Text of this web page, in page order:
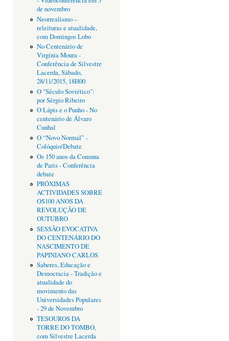
de novembro
Neorrealismo –
releituras e atualidade,
com Domingos Lobo
No Centenário de
Virgínia Moura -
Conferência de Silvestre
Lacerda, Sábado,
28/11/2015, 18H00
O "Século Soviético":
por Sérgio Ribeiro
O Lápis e o Punho - No
centenário de Álvaro
Cunhal
O “Novo Normal” -
Colóquio/Debate
Os 150 anos da Comuna
de Paris - Conferência
debate
PRÓXIMAS
ACTIVIDADES SOBRE
OS100 ANOS DA
REVOLUÇÃO DE
OUTUBRO
SESSÃO EVOCATIVA
DO CENTENÁRIO DO
NASCIMENTO DE
PAPINIANO CARLOS
Saberes, Educação e
Democracia - Tradição e
atualidade do
movimento das
Universidades Populares
- 29 de Novembro
TESOUROS DA
TORRE DO TOMBO,
com Silvestre Lacerda